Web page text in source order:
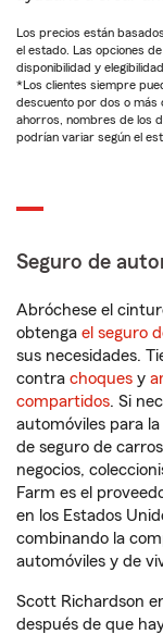
Los precios están
el estado. Las opciones
disponibilidad y
*Los clientes siempre
descuento por dos o más
ahorros, nombres de los
podrían variar según el
Seguro de
Abróchese el
obtenga el seguro
sus necesidades.
contra choques y
compartidos. Si
automóviles para
de seguro de
negocios,
Farm es el
en los Estados
combinando la
automóviles y de
Scott Richardson
después de que